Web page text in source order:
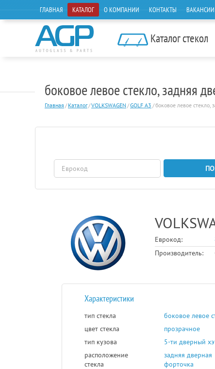
ГЛАВНАЯ КАТАЛОГ О КОМПАНИИ КОНТАКТЫ ВАКАНСИИ
Каталог стекол
боковое левое стекло, задняя
Главная / Каталог/VOLKSWAGEN /GOLF A3 /боковое левое стекло,
Еврокод:
Производитель:
Характеристики
тип стекла
боковое левое
цвет стекла
прозрачное
тип кузова
5-ти дверный
расположение
стекла
задняя дверная
форточка